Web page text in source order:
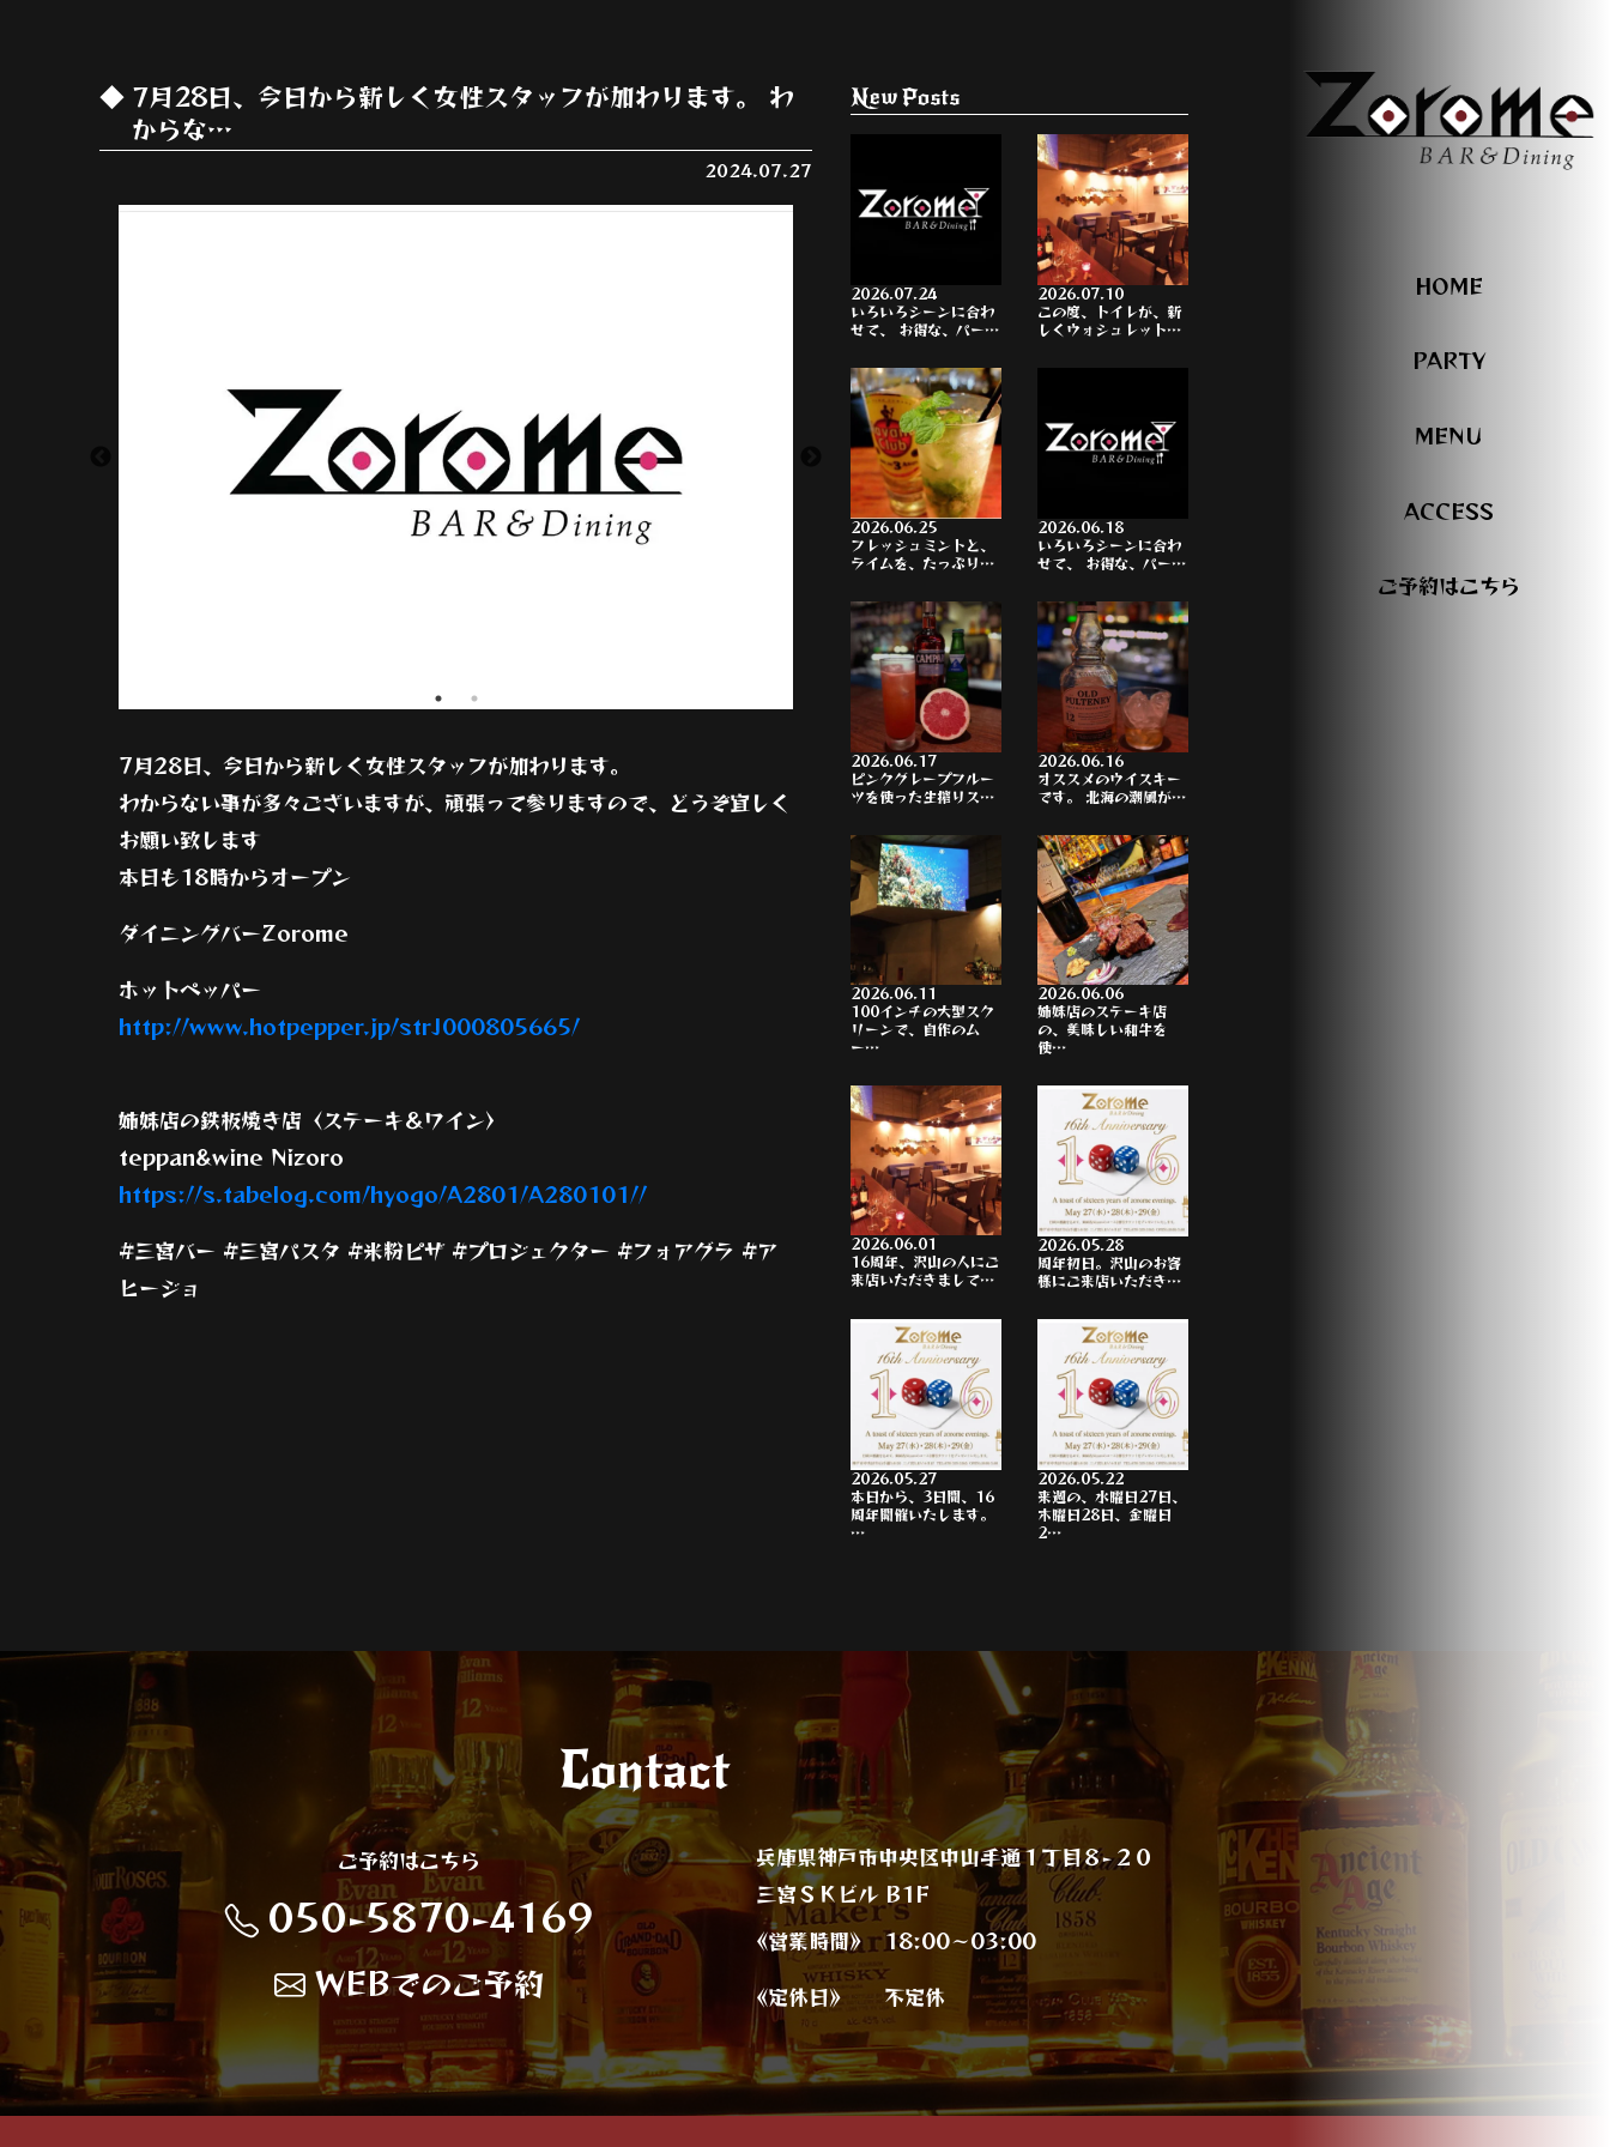
HOME
PARTY
MENU
ACCESS
ご予約はこちら
7月28日、今日から新しく女性スタッフが加わります。 わ
からな…
2024.07.27
7月28日、今日から新しく女性スタッフが加わります。
わからない事が多々ございますが、頑張って参りますので、どうぞ宜しく
お願い致します
本日も18時からオープン
ダイニングバーZorome
ホットペッパー
http://www.hotpepper.jp/strJ000805665/
姉妹店の鉄板焼き店〈ステーキ＆ワイン〉
teppan&wine Nizoro
https://s.tabelog.com/hyogo/A2801/A280101//
#三宮バー #三宮パスタ #米粉ピザ #プロジェクター #フォアグラ #ア
ヒージョ
New Posts
2026.07.24
いろいろシーンに合わ
せて、 お得な、パー…
2026.07.10
この度、トイレが、新
しくウォシュレット…
2026.06.25
フレッシュミントと、
ライムを、たっぷり…
2026.06.18
いろいろシーンに合わ
せて、 お得な、パー…
2026.06.17
ピンクグレープフルー
ツを使った生搾りス…
2026.06.16
オススメのウイスキー
です。 北海の潮風が…
2026.06.11
100インチの大型スク
リーンで、自作のム
ー…
2026.06.06
姉妹店のステーキ店
の、美味しい和牛を
使…
2026.06.01
16周年、沢山の人にご
来店いただきまして…
2026.05.28
周年初日。沢山のお客
様にご来店いただき…
2026.05.27
本日から、3日間、16
周年開催いたします。
…
2026.05.22
来週の、水曜日27日、
木曜日28日、金曜日
2…
Contact
ご予約はこちら
050-5870-4169
WEBでのご予約
兵庫県神戸市中央区中山手通１丁目８−２０
三宮ＳＫビル B1F
《営業時間》 18:00～03:00
《定休日》
不定休